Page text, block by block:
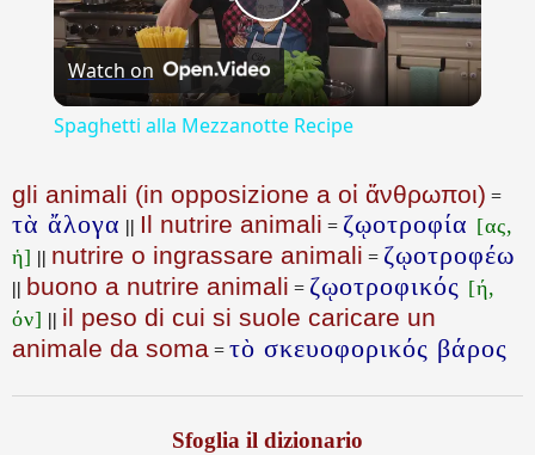
Play
Video
Watch on
Spaghetti alla Mezzanotte Recipe
gli animali (in opposizione a οἱ ἄνθρωποι) =
τὰ ἄλογα || Il nutrire animali = ζῳοτροφία [ας,
ἡ] || nutrire o ingrassare animali = ζῳοτροφέω
|| buono a nutrire animali = ζῳοτροφικός [ή,
όν] || il peso di cui si suole caricare un
animale da soma = τὸ σκευοφορικός βάρος
Sfoglia il dizionario